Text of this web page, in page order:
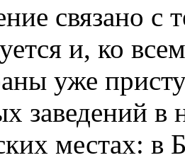
связано с
и, ко
уже
заведений
местах: в